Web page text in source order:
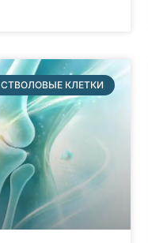
СТВОЛОВЫЕ КЛЕТКИ